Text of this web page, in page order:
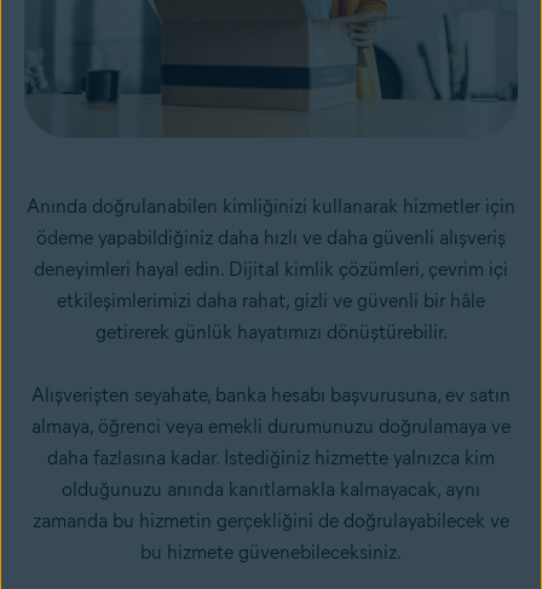
Anında doğrulanabilen kimliğinizi kullanarak hizmetler için
ödeme yapabildiğiniz daha hızlı ve daha güvenli alışveriş
deneyimleri hayal edin. Dijital kimlik çözümleri, çevrim içi
etkileşimlerimizi daha rahat, gizli ve güvenli bir hâle
getirerek günlük hayatımızı dönüştürebilir.
Alışverişten seyahate, banka hesabı başvurusuna, ev satın
almaya, öğrenci veya emekli durumunuzu doğrulamaya ve
daha fazlasına kadar. İstediğiniz hizmette yalnızca kim
olduğunuzu anında kanıtlamakla kalmayacak, aynı
zamanda bu hizmetin gerçekliğini de doğrulayabilecek ve
bu hizmete güvenebileceksiniz.